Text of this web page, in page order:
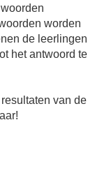
worden
de leerlingen
het antwoord te
van de